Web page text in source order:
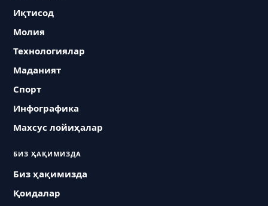
Иқтисод
Молия
Технологиялар
Маданият
Спорт
Инфографика
Махсус лойиҳалар
БИЗ ҲАҚИМИЗДА
Биз ҳақимизда
Қоидалар